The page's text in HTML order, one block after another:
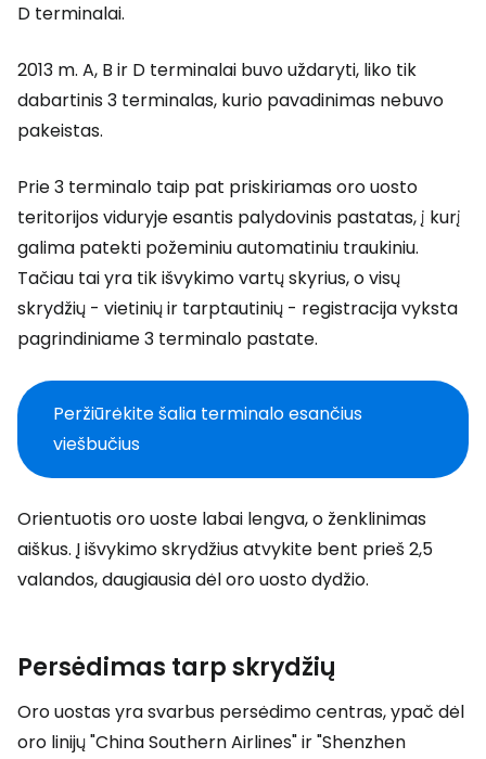
D terminalai.
2013 m. A, B ir D terminalai buvo uždaryti, liko tik
dabartinis 3 terminalas, kurio pavadinimas nebuvo
pakeistas.
Prie 3 terminalo taip pat priskiriamas oro uosto
teritorijos viduryje esantis palydovinis pastatas, į kurį
galima patekti požeminiu automatiniu traukiniu.
Tačiau tai yra tik išvykimo vartų skyrius, o visų
skrydžių - vietinių ir tarptautinių - registracija vyksta
pagrindiniame 3 terminalo pastate.
Peržiūrėkite šalia terminalo esančius
viešbučius
Orientuotis oro uoste labai lengva, o ženklinimas
aiškus. Į išvykimo skrydžius atvykite bent prieš 2,5
valandos, daugiausia dėl oro uosto dydžio.
Persėdimas tarp skrydžių
Oro uostas yra svarbus persėdimo centras, ypač dėl
oro linijų "China Southern Airlines" ir "Shenzhen